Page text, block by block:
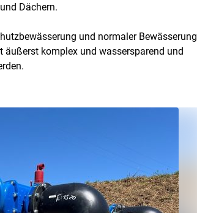
Dächern.
und normaler Bewässerung
äußerst komplex und wassersparend und